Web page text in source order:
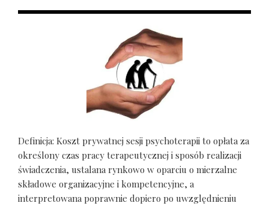
Definicja: Koszt prywatnej sesji psychoterapii to opłata za
określony czas pracy terapeutycznej i sposób realizacji
świadczenia, ustalana rynkowo w oparciu o mierzalne
składowe organizacyjne i kompetencyjne, a
interpretowana poprawnie dopiero po uwzględnieniu